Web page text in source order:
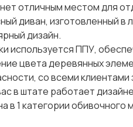
отличным местом для
диван, изготовленный
дизайн.
используется ППУ,
цвета деревянных
со всеми
в штате работает
в 1 категории обивочного